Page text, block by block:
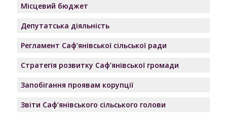
Місцевий бюджет
Депутатська діяльність
Регламент Саф’янівської сільської ради
Стратегія розвитку Саф’янівської громади
Запобігання проявам корупції
Звіти Саф’янівського сільського голови